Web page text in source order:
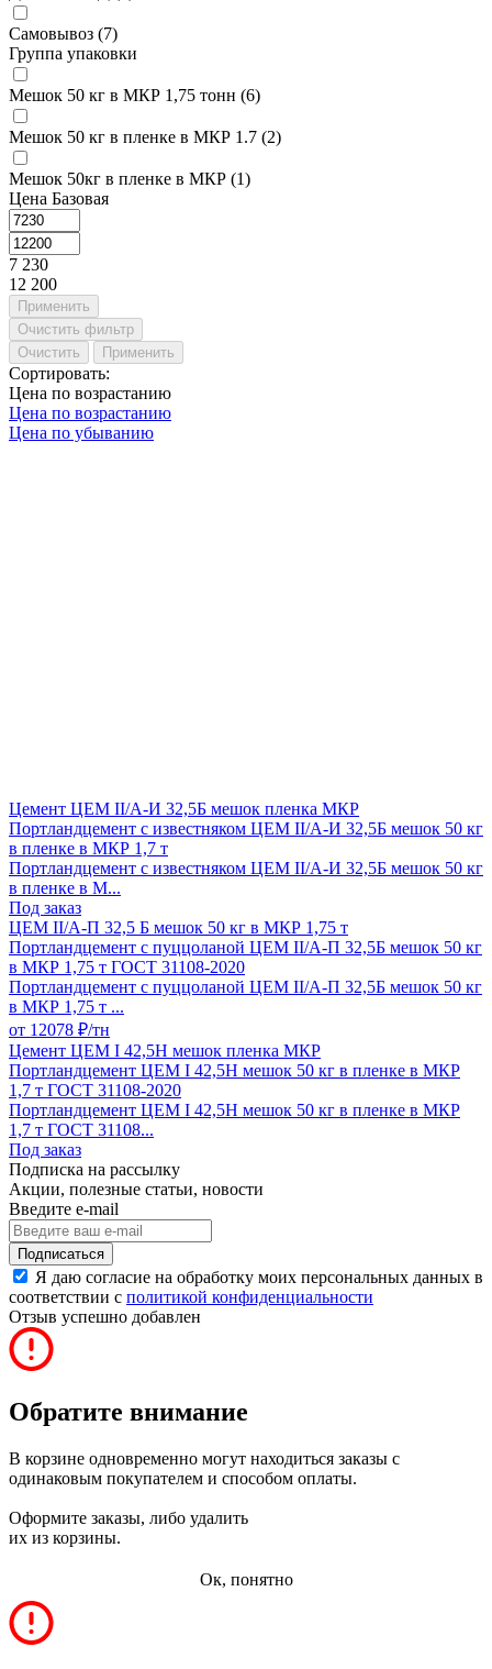
Самовывоз (7)
Группа упаковки
Мешок 50 кг в МКР 1,75 тонн (6)
Мешок 50 кг в пленке в МКР 1.7 (2)
Мешок 50кг в пленке в МКР (1)
Цена Базовая
7 230
12 200
Сортировать:
Цена по возрастанию
Цена по возрастанию
Цена по убыванию
Цемент ЦЕМ II/А-И 32,5Б мешок пленка МКР
Портландцемент с известняком ЦЕМ II/А-И 32,5Б мешок 50 кг
в пленке в МКР 1,7 т
Портландцемент с известняком ЦЕМ II/А-И 32,5Б мешок 50 кг
в пленке в М...
Под заказ
ЦЕМ II/A-П 32,5 Б мешок 50 кг в МКР 1,75 т
Портландцемент с пуццоланой ЦЕМ II/A-П 32,5Б мешок 50 кг
в МКР 1,75 т ГОСТ 31108-2020
Портландцемент с пуццоланой ЦЕМ II/A-П 32,5Б мешок 50 кг
в МКР 1,75 т ...
от 12078 ₽/тн
Цемент ЦЕМ I 42,5Н мешок пленка МКР
Портландцемент ЦЕМ I 42,5Н мешок 50 кг в пленке в МКР
1,7 т ГОСТ 31108-2020
Портландцемент ЦЕМ I 42,5Н мешок 50 кг в пленке в МКР
1,7 т ГОСТ 31108...
Под заказ
Подписка на рассылку
Акции, полезные статьи, новости
Введите e-mail
Подписаться
Я даю согласие на обработку моих персональных данных в
соответствии с политикой конфиденциальности
Отзыв успешно добавлен
Обратите внимание
В корзине одновременно могут находиться заказы с
одинаковым покупателем и способом оплаты.
Оформите заказы, либо удалить
их из корзины.
Ок, понятно